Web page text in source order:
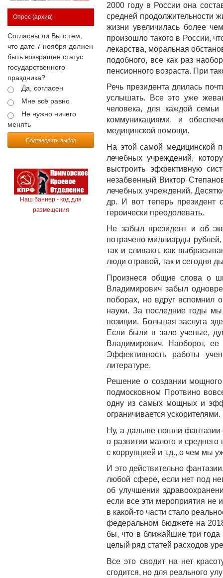
Опрос (архив)
Согласны ли Вы с тем,
что дате 7 ноября должен
быть возвращен статус
государственного
праздника?
Да, согласен
Мне всё равно
Не нужно ничего
менять
Подтвердить выбор
Наш баннер - код для
размещения
2000 году в России она
средней продолжительности
жизни увеличилась более
произошло такого в России,
лекарства, моральная
подобного, все как раз
пенсионного возраста. При
Речь президента длилась
услышать. Все это уже
человека, для каждой
коммуникациями, и
медицинской помощи.
На этой самой медицинской
лечебных учреждений,
выстроить эффективную
незабвенный Виктор
лечебных учреждений.
др. И вот теперь президент
героически преодолевать.
Не забыл президент и об
потрачено миллиарды
так и сливают, как
люди отравой, так и сегодня
Произнеся общие слова о
Владимирович забыл
поборах, но вдруг вспомнил
науки. За последние годы
позиции. Большая заслуга
Если были в зале ученые,
Владимирович. Наоборот,
Эффективность работы
литературе.
Решение о создании мощного
подмосковном Протвино
одну из самых мощных и
ограничивается ускорителями.
Ну, а дальше пошли фантазии
о развитии малого и
с коррупцией и т.д., о чем мы
И это действительно
любой сфере, если нет под
об улучшении
если все эти мероприятия не
в какой-то части стало
федеральном бюджете на
бы, что в ближайшие три
целый ряд статей расходов
Все это сводит на нет
сгодится, но для реального